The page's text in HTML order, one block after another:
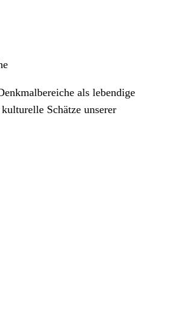
als lebendige
Schätze unserer